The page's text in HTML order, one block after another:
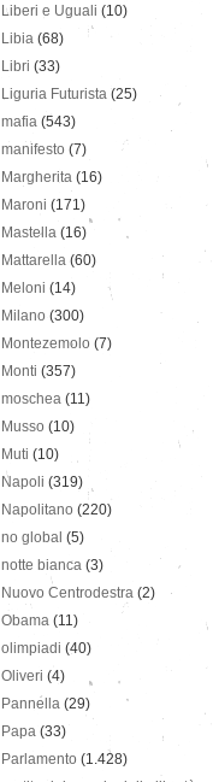
Liberi e Uguali (10)
Libia (68)
Libri (33)
Liguria Futurista (25)
mafia (543)
manifesto (7)
Margherita (16)
Maroni (171)
Mastella (16)
Mattarella (60)
Meloni (14)
Milano (300)
Montezemolo (7)
Monti (357)
moschea (11)
Musso (10)
Muti (10)
Napoli (319)
Napolitano (220)
no global (5)
notte bianca (3)
Nuovo Centrodestra (2)
Obama (11)
olimpiadi (40)
Oliveri (4)
Pannella (29)
Papa (33)
Parlamento (1.428)